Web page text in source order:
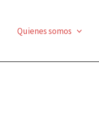
Quienes somos